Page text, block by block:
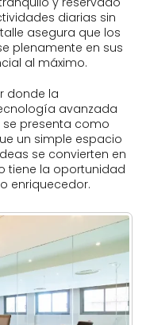
diarias sin
asegura que los
plenamente en sus
al máximo.
donde la
avanzada
se presenta como
un simple espacio
se convierten en
tiene la oportunidad
enriquecedor.